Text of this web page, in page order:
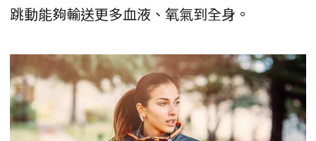
跳動能夠輸送更多血液、氧氣到全身。